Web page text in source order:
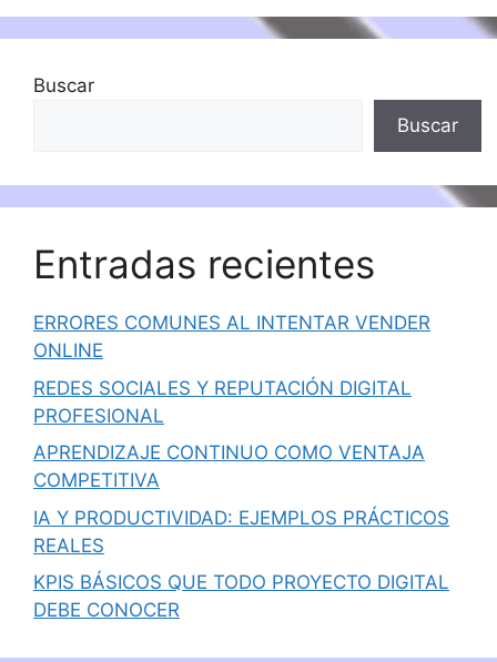
Buscar
Buscar
Entradas recientes
ERRORES COMUNES AL INTENTAR VENDER
ONLINE
REDES SOCIALES Y REPUTACIÓN DIGITAL
PROFESIONAL
APRENDIZAJE CONTINUO COMO VENTAJA
COMPETITIVA
IA Y PRODUCTIVIDAD: EJEMPLOS PRÁCTICOS
REALES
KPIS BÁSICOS QUE TODO PROYECTO DIGITAL
DEBE CONOCER